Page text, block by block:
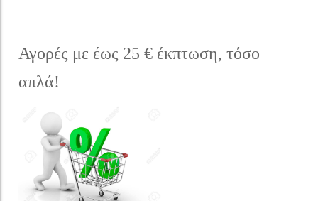
Αγορές με έως 25 € έκπτωση, τόσο
απλά!